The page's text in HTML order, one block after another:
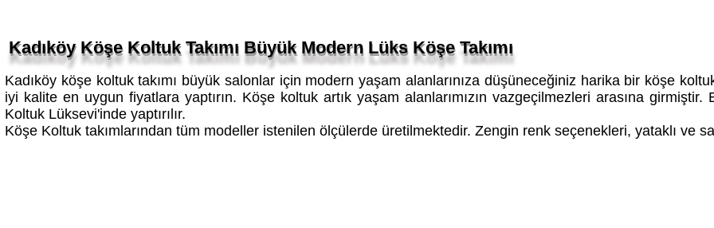
Kadıköy Köşe Koltuk Takımı Büyük Modern Lüks Köşe Takımı
Kadıköy köşe koltuk takımı büyük salonlar için modern yaşam alanlarınıza düşüneceğiniz harika bir köşe koltuk
iyi kalite en uygun fiyatlara yaptırın. Köşe koltuk artık yaşam alanlarımızın vazgeçilmezleri arasına
Koltuk Lüksevi'inde yaptırılır.
Köşe Koltuk takımlarından tüm modeller istenilen ölçülerde üretilmektedir. Zengin renk seçenekleri, yataklı ve